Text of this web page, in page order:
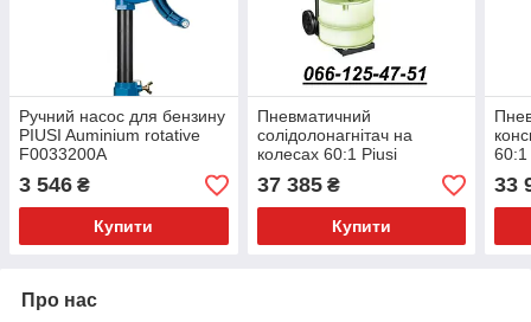
Ручний насос для бензину
PIUSI Auminium rotative
F0033200A
3 546 ₴
Купити
Пневматичний
солідолонагнітач на
колесах 60:1 Piusi
GREASE CART KIT 30
(для відра 18-30 кг.)
37 385₴
Купити
60:1
KIT
33
Про нас